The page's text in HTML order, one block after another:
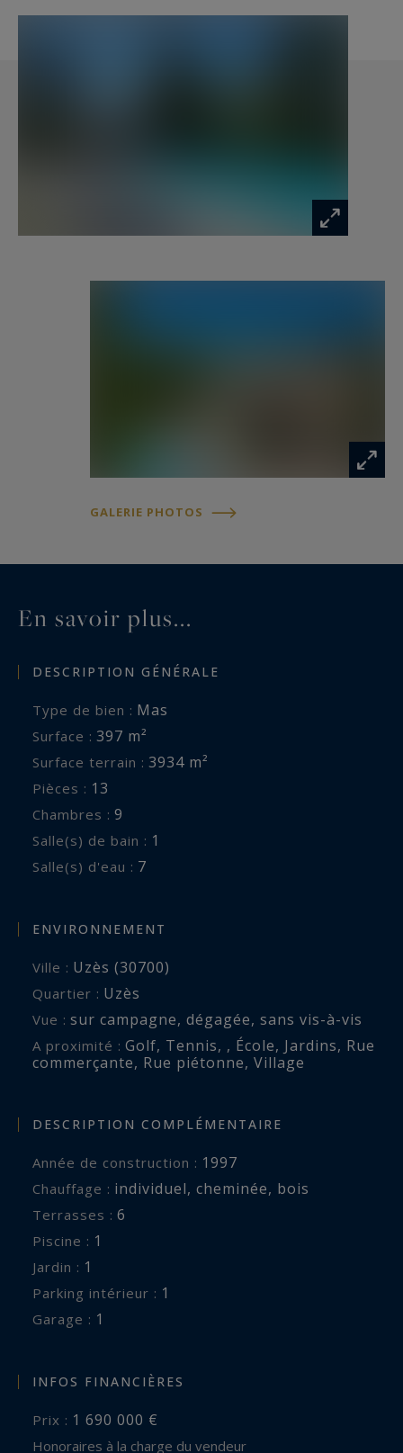
d’une spacieuse salle de bains avec douche à
Orienté plein sud, l’espace piscine de 12 x 6
que pour un projet d’accueil, cette propriété allie
parfaitement authenticité, confort et
double garage (panneaux solaires) ainsi qu’un
chaque détail a été pensé pour allier praticité et
durabilité au quotidien.
GALERIE PHOTOS
En savoir plus...
DESCRIPTION GÉNÉRALE
Type de bien : Mas
Surface : 397 m²
Surface terrain : 3934 m²
Pièces : 13
Chambres : 9
Salle(s) de bain : 1
Salle(s) d'eau : 7
ENVIRONNEMENT
Ville : Uzès (30700)
Quartier : Uzès
Vue : sur campagne, dégagée, sans vis-à-vis
A proximité : Golf, Tennis, , École, Jardins, Rue
commerçante, Rue piétonne, Village
DESCRIPTION COMPLÉMENTAIRE
Année de construction : 1997
Chauffage : individuel, cheminée, bois
terrasses : 6
piscine : 1
jardin : 1
parking intérieur : 1
garage : 1
INFOS FINANCIÈRES
Prix : 1 690 000 €
Honoraires à la charge du vendeur